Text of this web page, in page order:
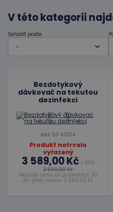
V této kategorii
Seřadit podle
Bezdotykový
dávkovač na tekutou
dezinfekci
kód: 50 A3334
Produkt natrvalo
vyřazený
3 589,00 Kčs DPH
3 600,00 Kč
Nejnižší cena za posledních 30
dní před slevou: 3 589,00 Kč